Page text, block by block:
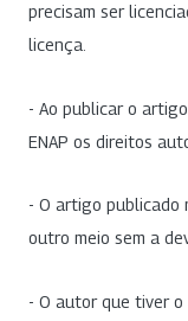
precisam ser
licença.
- Ao publicar o
ENAP os direitos
- O artigo publicado
outro meio sem a
- O autor que tiver